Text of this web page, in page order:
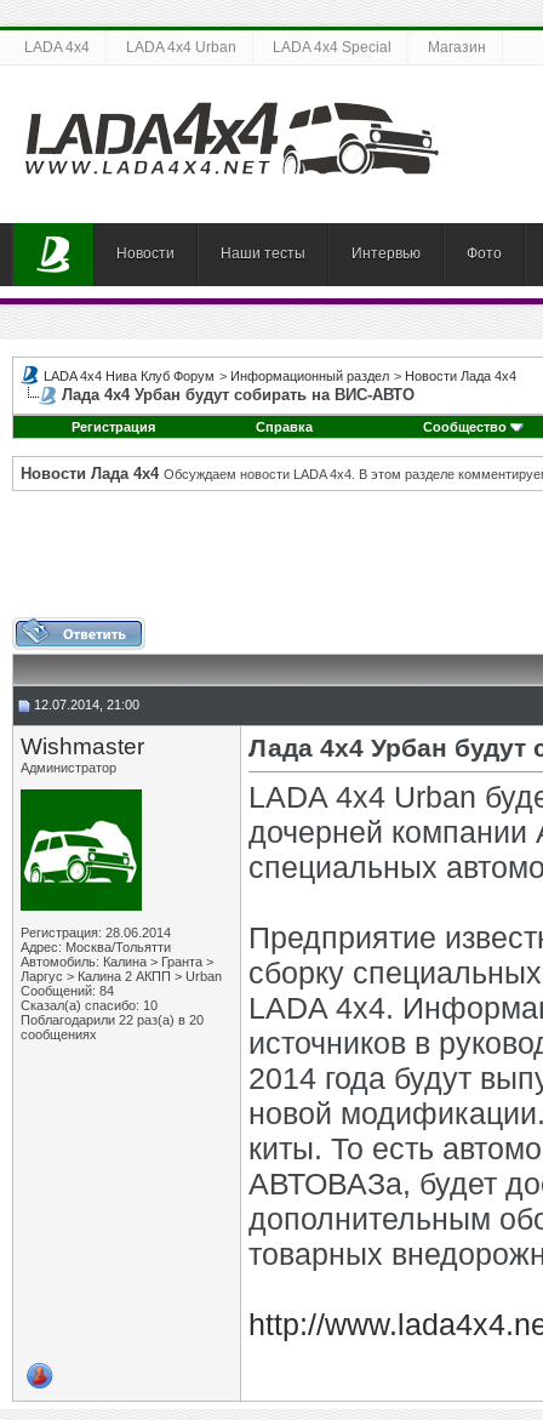
LADA 4x4 LADA 4x4 Urban LADA 4x4 Special Магазин
Новости Наши тесты Интервью Фото
LADA 4x4 Нива Клуб Форум > Информационный раздел > Новости Лада 4х4
Лада 4х4 Урбан будут собирать на ВИС-АВТО
Регистрация Справка Сообщество
Новости Лада 4х4 Обсуждаем новости LADA 4x4. В этом разделе
12.07.2014, 21:00
Wishmaster
Администратор
Регистрация: 28.06.2014
Адрес: Москва/Тольятти
Автомобиль: Калина > Гранта >
Ларгус > Калина 2 АКПП > Urban
Сообщений: 84
Сказал(а) спасибо: 10
Поблагодарили 22 раз(а) в 20
сообщениях
Лада 4х4 Урбан
LADA 4x4 Urban
дочерней
специальных
Предприятие
сборку
LADA 4x4.
источников в
2014 года будут
новой
киты. То есть
АВТОВАЗа, будет
дополнительным
товарных
http://